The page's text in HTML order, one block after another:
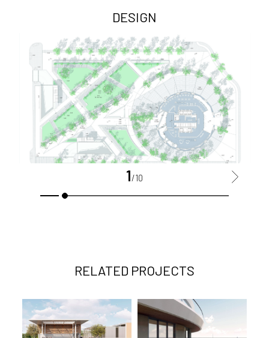
DESIGN
1/10 >
RELATED PROJECTS